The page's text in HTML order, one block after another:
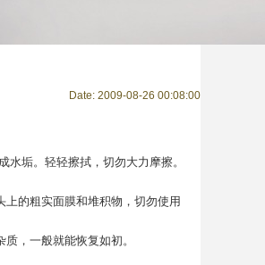
Date: 2009-08-26 00:08:00
垢。轻轻擦拭，切勿大力摩擦。
的粗实面膜和堆积物，切勿使用
，一般就能恢复如初。